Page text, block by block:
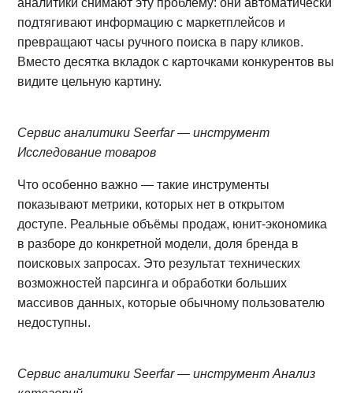
аналитики снимают эту проблему: они автоматически
подтягивают информацию с маркетплейсов и
превращают часы ручного поиска в пару кликов.
Вместо десятка вкладок с карточками конкурентов вы
видите цельную картину.
Сервис аналитики Seerfar — инструмент
Исследование товаров
Что особенно важно — такие инструменты
показывают метрики, которых нет в открытом
доступе. Реальные объёмы продаж, юнит-экономика
в разборе до конкретной модели, доля бренда в
поисковых запросах. Это результат технических
возможностей парсинга и обработки больших
массивов данных, которые обычному пользователю
недоступны.
Сервис аналитики Seerfar — инструмент Анализ